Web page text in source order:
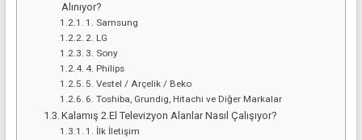
Alınıyor?
1. Samsung
2. LG
3. Sony
4. Philips
5. Vestel / Arçelik / Beko
6. Toshiba, Grundig, Hitachi ve Diğer Markalar
Kalamış 2.El Televizyon Alanlar Nasıl Çalışıyor?
1. İlk İletişim